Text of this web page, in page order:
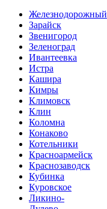
Железнодорожный
Зарайск
Звенигород
Зеленоград
Ивантеевка
Истра
Кашира
Кимры
Климовск
Клин
Коломна
Конаково
Котельники
Красноармейск
Краснозаводск
Кубинка
Куровское
Ликино-